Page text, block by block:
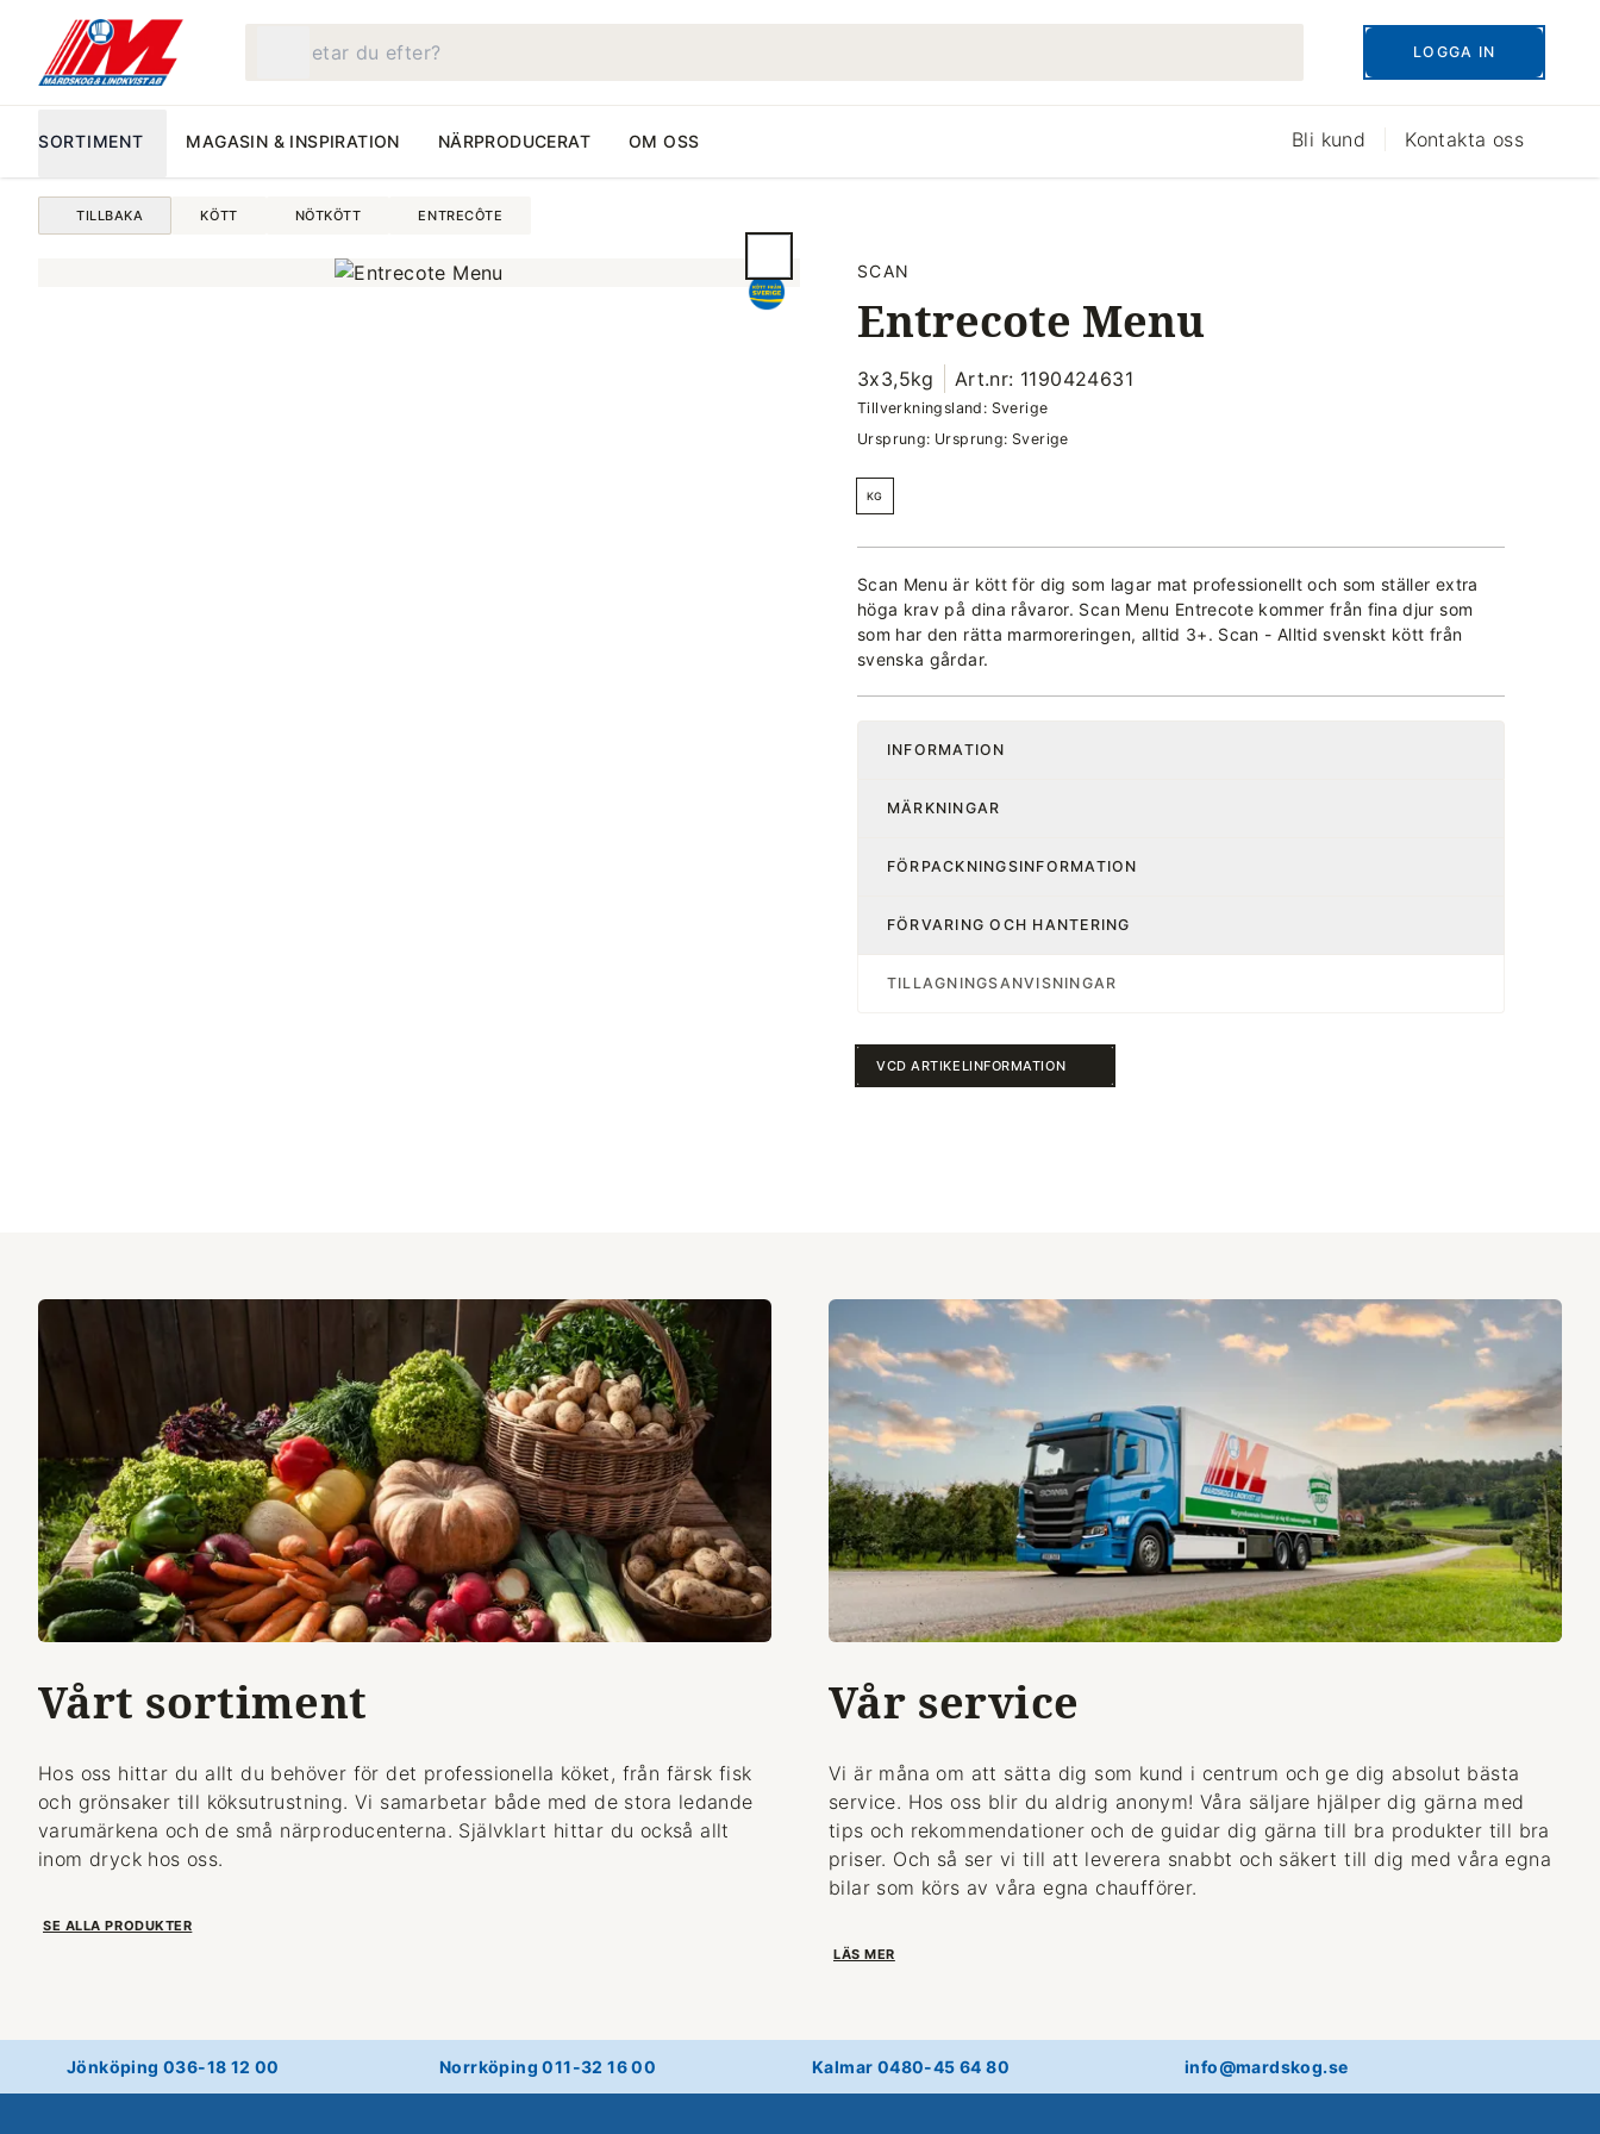
LOGGA IN
SORTIMENT MAGASIN & INSPIRATION NÄRPRODUCERAT OM OSS Bli kund Kontakta oss
TILLBAKA KÖTT NÖTKÖTT ENTRECÔTE
SCAN
Entrecote Menu
3x3,5kg Art.nr: 1190424631
Tillverkningsland: Sverige
Ursprung: Ursprung: Sverige
KG
Scan Menu är kött för dig som lagar mat professionellt och som ställer extra
höga krav på dina råvaror. Scan Menu Entrecote kommer från fina djur som
som har den rätta marmoreringen, alltid 3+. Scan - Alltid svenskt kött från
svenska gårdar.
INFORMATION
MÄRKNINGAR
FÖRPACKNINGSINFORMATION
FÖRVARING OCH HANTERING
TILLAGNINGSANVISNINGAR
VCD ARTIKELINFORMATION
Vårt sortiment
Hos oss hittar du allt du behöver för det professionella köket, från färsk fisk
och grönsaker till köksutrustning. Vi samarbetar både med de stora ledande
varumärkena och de små närproducenterna. Självklart hittar du också allt
inom dryck hos oss.
SE ALLA PRODUKTER
Vår service
Vi är måna om att sätta dig som kund i centrum och ge dig absolut bästa
service. Hos oss blir du aldrig anonym! Våra säljare hjälper dig gärna med
tips och rekommendationer och de guidar dig gärna till bra produkter till bra
priser. Och så ser vi till att leverera snabbt och säkert till dig med våra egna
bilar som körs av våra egna chaufförer.
LÄS MER
Jönköping 036-18 12 00 Norrköping 011-32 16 00 Kalmar 0480-45 64 80 info@mardskog.se